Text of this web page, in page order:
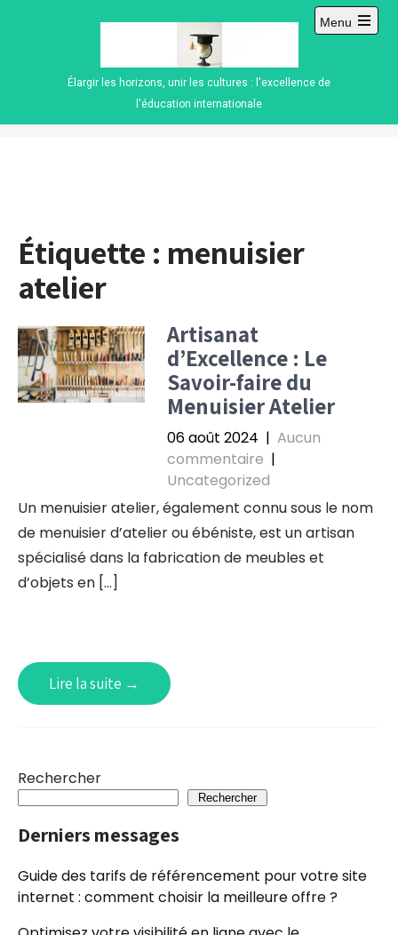
Élargir les horizons, unir les cultures : l'excellence de
l'éducation internationale
Menu
Open
Étiquette : menuisier
atelier
Artisanat
d’Excellence : Le
Savoir-faire du
Menuisier Atelier
06 août 2024 | Aucun
commentaire |
Uncategorized
Un menuisier atelier, également connu sous le nom
de menuisier d’atelier ou ébéniste, est un artisan
spécialisé dans la fabrication de meubles et
d’objets en […]
Lire la suite →
Rechercher
Rechercher
Derniers messages
Guide des tarifs de référencement pour votre site
internet : comment choisir la meilleure offre ?